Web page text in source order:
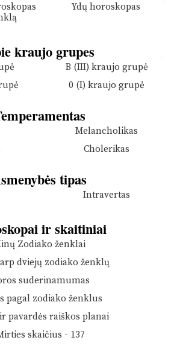
Ydų horoskopas
kraujo grupes
B (III) kraujo grupė
0 (I) kraujo grupė
Melancholikas
Cholerikas
tipas
Intravertas
ir skaitiniai
Zodiako ženklai
dviejų zodiako ženklų
suderinamumas
pagal zodiako ženklus
pavardės raiškos planai
skaičius - 137